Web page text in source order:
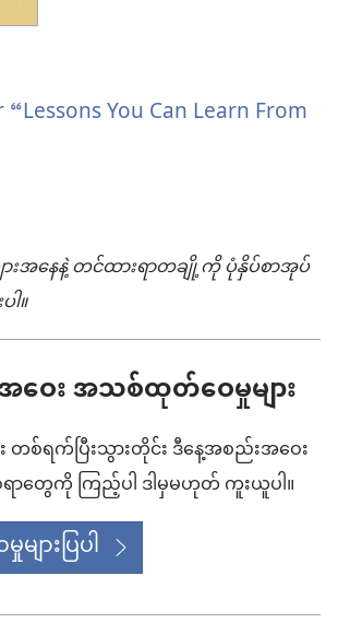
You Can Learn From
ားအနေနဲ့ တင်ထားရာတချို့ကို ပုံနှိပ်စာအုပ်
။
ေး အသစ်​ထုတ်ဝေ​မှုများ
စ်ရက်ပြီး​သွား​တိုင်း ဒီနေ့​အစည်းအဝေး​
တွေကို ကြည့်ပါ ဒါမှမဟုတ် ကူးယူပါ။
ားပြပါ